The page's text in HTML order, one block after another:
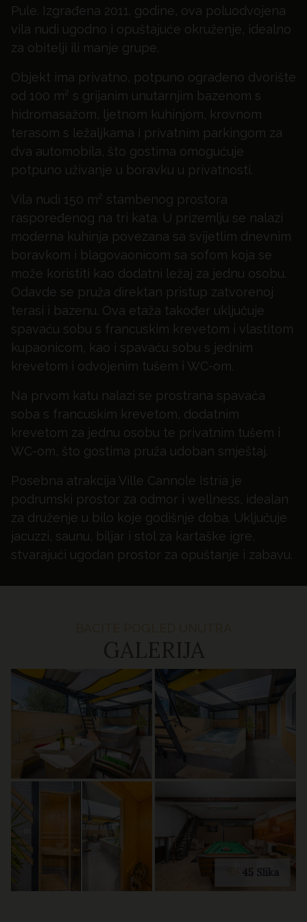
Pule. Izgrađena 2011. godine, ova poluodvojena
vila nudi ugodno i opuštajuće okruženje, idealno
za obitelji ili manje grupe.
Objekt ima privatno, potpuno ograđeno dvorište
od 100 m² s grijanim unutarnjim bazenom s
hidromasažom, ljetnom kuhinjom, krovnom
terasom s ležaljkama i privatnim parkingom za
dva automobila, što gostima omogućuje
potpuno uživanje u boravku u privatnosti.
Vila nudi 150 m² stambenog prostora
raspoređenog na tri kata. U prizemlju se nalazi
moderna kuhinja povezana sa svijetlim dnevnim
boravkom i blagovaonicom sa sofom koja se
može koristiti kao dodatni ležaj za jednu osobu.
Odavde se pruža direktan pristup zatvorenoj
terasi i bazenu. Ova etaža također uključuje
spavaću sobu s francuskim krevetom i vlastitom
kupaonicom, kao i spavaću sobu s jednim
krevetom i odvojenim tušem i WC-om.
Na prvom katu nalazi se prostrana spavaća
soba s francuskim krevetom, dodatnim
krevetom za jednu osobu te privatnim tušem i
WC-om, što gostima pruža udoban smještaj.
Posebna atrakcija Ville Cannole Istria je
podrumski prostor za odmor i wellness, idealan
za druženje u bilo koje godišnje doba. Uključuje
jacuzzi, saunu, biljar i stol za kartaške igre,
stvarajući ugodan prostor za opuštanje i zabavu.
45 Slika